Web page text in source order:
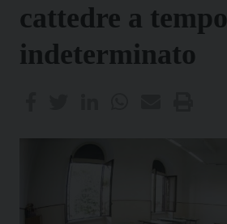
cattedre a tempo
indeterminato